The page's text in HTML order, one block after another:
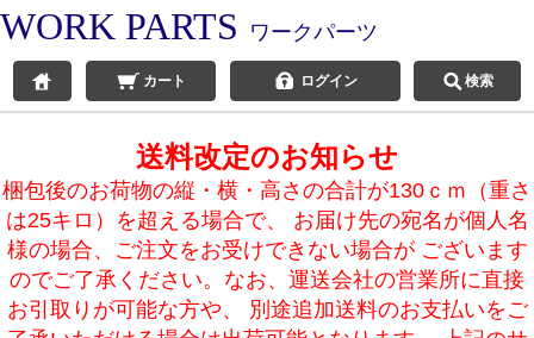
WORK PARTS ワークパーツ
カート ログイン 検索
送料改定のお知らせ
梱包後のお荷物の縦・横・高さの合計が130ｃｍ（重さ
は25キロ）を超える場合で、 お届け先の宛名が個人名
様の場合、ご注文をお受けできない場合が ございます
のでご了承ください。なお、運送会社の営業所に直接
お引取りが可能な方や、 別途追加送料のお支払いをご